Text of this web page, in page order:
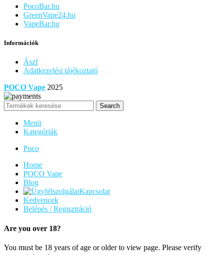
PocoBar.hu
GreenVape24.hu
VapeBar.hu
Információk
Ászf
Adatkezelési tájékoztató
POCO Vape 2025
Search
Menü
Kategóriák
Poco
Home
POCO Vape
Blog
Kapcsolat
Kedvencek
Belépés / Regisztráció
Are you over 18?
You must be 18 years of age or older to view page. Please verify